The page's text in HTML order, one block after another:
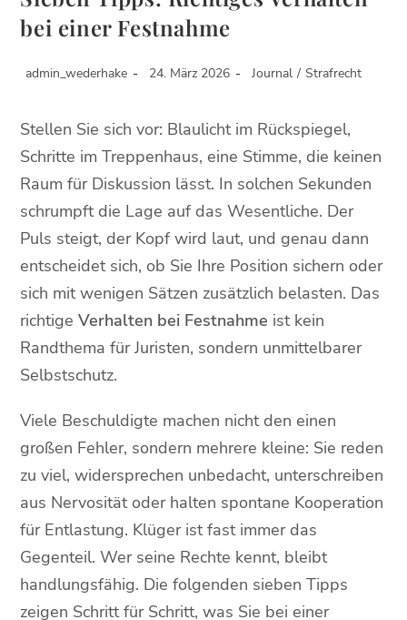
bei einer Festnahme
admin_wederhake 24. März 2026 Journal / Strafrecht
Stellen Sie sich vor: Blaulicht im Rückspiegel,
Schritte im Treppenhaus, eine Stimme, die keinen
Raum für Diskussion lässt. In solchen Sekunden
schrumpft die Lage auf das Wesentliche. Der
Puls steigt, der Kopf wird laut, und genau dann
entscheidet sich, ob Sie Ihre Position sichern oder
sich mit wenigen Sätzen zusätzlich belasten. Das
richtigeVerhalten bei Festnahme ist kein
Randthema für Juristen, sondern unmittelbarer
Selbstschutz.
Viele Beschuldigte machen nicht den einen
großen Fehler, sondern mehrere kleine: Sie reden
zu viel, widersprechen unbedacht, unterschreiben
aus Nervosität oder halten spontane Kooperation
für Entlastung. Klüger ist fast immer das
Gegenteil. Wer seine Rechte kennt, bleibt
handlungsfähig. Die folgenden sieben Tipps
zeigen Schritt für Schritt, was Sie bei einer